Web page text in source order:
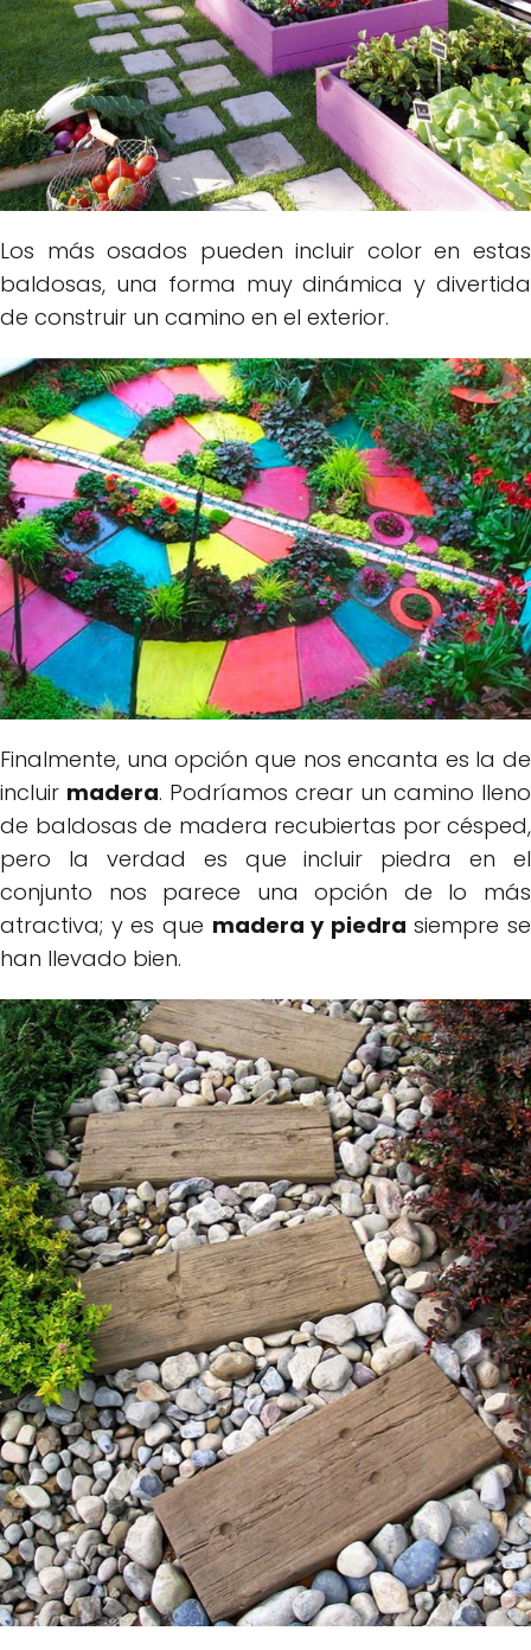
Los más osados pueden incluir color en estas
baldosas, una forma muy dinámica y divertida
de construir un camino en el exterior.
Finalmente, una opción que nos encanta es la de
incluir madera. Podríamos crear un camino lleno
de baldosas de madera recubiertas por césped,
pero la verdad es que incluir piedra en el
conjunto nos parece una opción de lo más
atractiva; y es que madera y piedra siempre se
han llevado bien.